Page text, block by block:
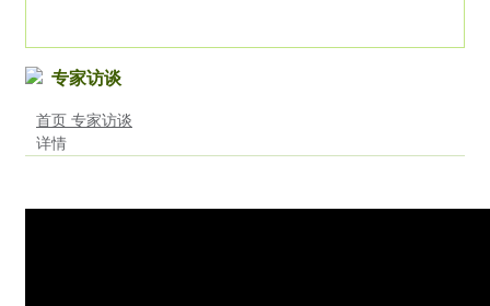
专家访谈
首页 专家访谈
详情